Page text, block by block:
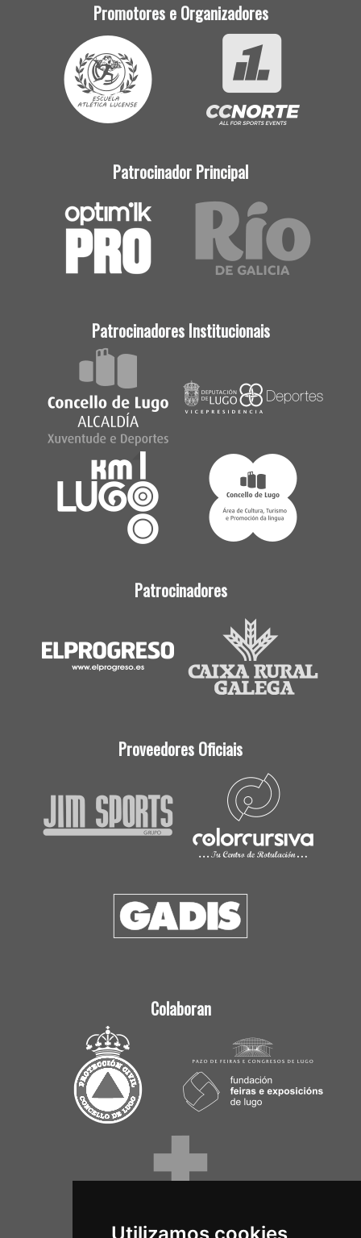
Promotores e Organizadores
Patrocinador Principal
Patrocinadores Institucionais
Patrocinadores
Proveedores Oficiais
Colaboran